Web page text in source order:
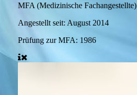
MFA (Medizinische Fachangestellte)
Angestellt seit: August 2014
Prüfung zur MFA: 1986